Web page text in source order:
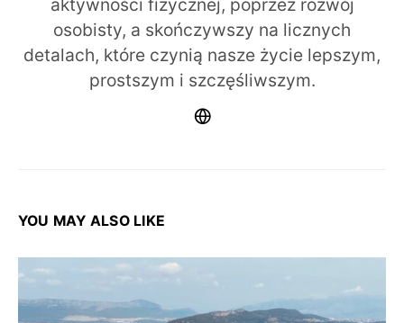
osobisty, a skończywszy na licznych
detalach, które czynią nasze życie lepszym,
prostszym i szczęśliwszym.
YOU MAY ALSO LIKE